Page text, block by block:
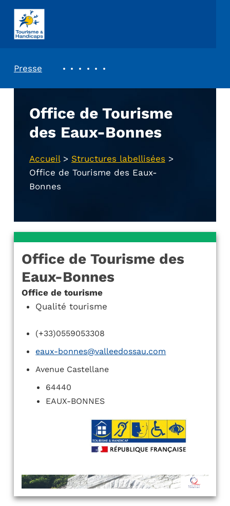
ASSOCIATION TOURISME ET HANDICAPS
Presse
Office de Tourisme
des Eaux-Bonnes
Accueil> Structures labellisées >
Office de Tourisme des Eaux-
Bonnes
Office de Tourisme des
Eaux-Bonnes
Office de tourisme
Qualité tourisme
(+33)0559053308
eaux-bonnes@valleedossau.com
Avenue Castellane
64440
EAUX-BONNES